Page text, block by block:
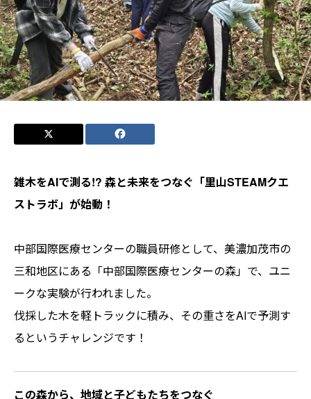
雑木をAIで測る!? 森と未来をつなぐ「里山STEAMクエ
ストラボ」が始動！
中部国際医療センターの職員研修として、美濃加茂市の
三和地区にある「中部国際医療センターの森」で、ユニ
ークな実験が行われました。
伐採した木を軽トラックに積み、その重さをAIで予測す
るというチャレンジです！
この森から、地域と子どもたちをつなぐ